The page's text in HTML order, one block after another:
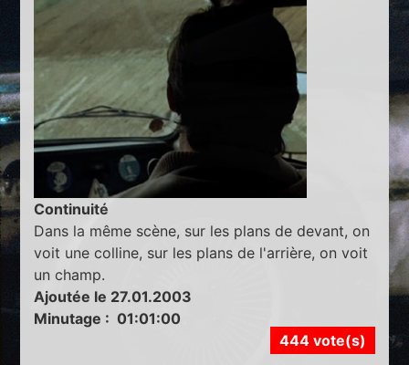
Continuité
Dans la même scène, sur les plans de devant, on
voit une colline, sur les plans de l'arrière, on voit
un champ.
Ajoutée le 27.01.2003
Minutage : 01:01:00
444 vote(s)